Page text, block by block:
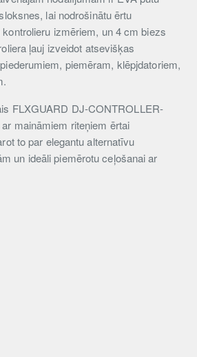
lai nodrošinātu ērtu
izmēriem, un 4 cm biezs
ļauj izveidot atsevišķas
piemēram, klēpjdatoriem,
FLXGUARD DJ-CONTROLLER-
maināmiem riteņiem ērtai
to par elegantu alternatīvu
un ideāli piemērotu ceļošanai ar